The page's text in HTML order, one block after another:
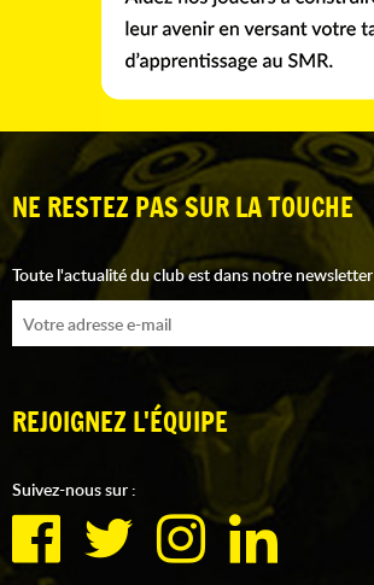
NE RESTEZ PAS SUR LA TOUCHE
Toute l'actualité du club est dans notre newsletter
REJOIGNEZ L'ÉQUIPE
Suivez-nous sur :